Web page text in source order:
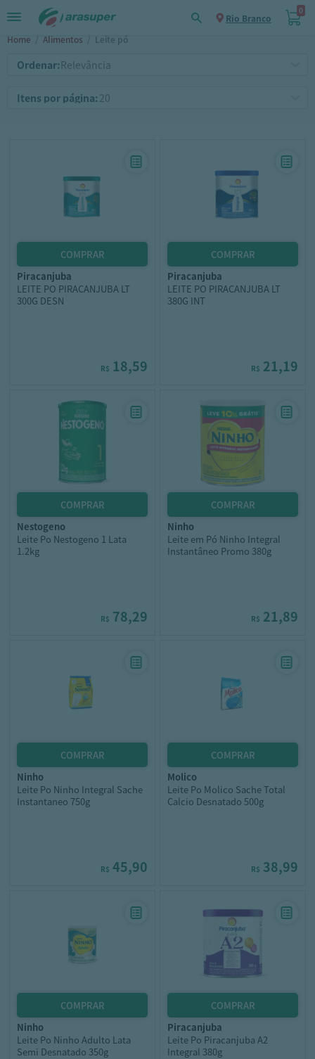
Rio Branco
0
Home / Alimentos / Leite pó
Ordenar:
Itens por página:
piracanjuba
LEITE PO PIRACANJUBA LT
300G DESN
R$ 18,59
piracanjuba
LEITE PO PIRACANJUBA LT
380G INT
R$ 21,19
nestogeno
Leite Po Nestogeno 1 Lata
1.2kg
R$ 78,29
ninho
Leite em Pó Ninho Integral
Instantâneo Promo 380g
R$ 21,89
ninho
Leite Po Ninho Integral Sache
Instantaneo 750g
R$ 45,90
molico
Leite Po Molico Sache Total
Calcio Desnatado 500g
R$ 38,99
ninho
Leite Po Ninho Adulto Lata
Semi Desnatado 350g
piracanjuba
Leite Po Piracanjuba A2
Integral 380g